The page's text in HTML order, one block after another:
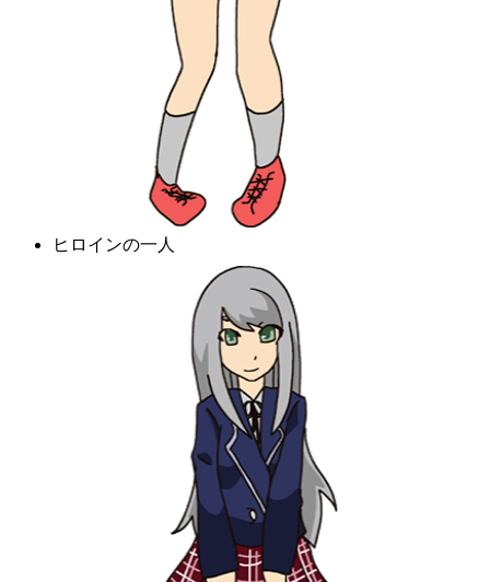
ヒロインの一人